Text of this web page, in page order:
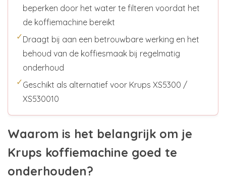
beperken door het water te filteren voordat het
de koffiemachine bereikt
✓Draagt bij aan een betrouwbare werking en het
behoud van de koffiesmaak bij regelmatig
onderhoud
✓Geschikt als alternatief voor Krups XS5300 /
XS530010
Waarom is het belangrijk om je
Krups koffiemachine goed te
onderhouden?